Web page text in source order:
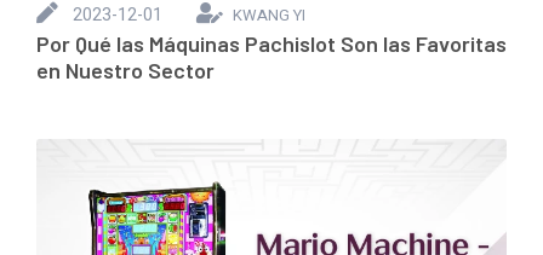
2023-12-01
KWANG YI
Por Qué las Máquinas Pachislot Son las Favoritas
en Nuestro Sector